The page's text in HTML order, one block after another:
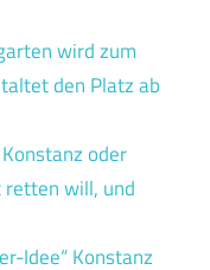
wird zum
den Platz ab
oder
retten will, und
Idee“ Konstanz